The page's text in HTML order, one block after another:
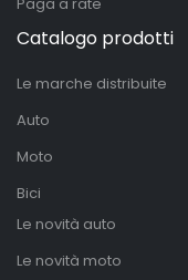
Catalogo prodotti
Le marche distribuite
Auto
Moto
Bici
Le novità auto
Le novità moto